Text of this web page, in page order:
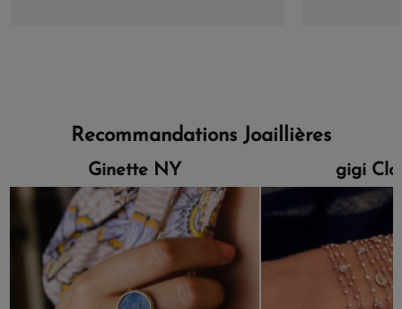
Recommandations Joaillières
Ginette NY gigi